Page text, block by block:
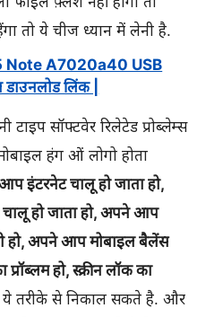
तो ये चीज ध्यान में लेनी है.
Note A7020a40 USB
लिंक |
सॉफ्टवेर रिलेटेड प्रोब्लेम्स
हंग ओं लोगो होता
आप इंटरनेट चालू हो जाता हो,
हो जाता हो, अपने आप
हो, अपने आप मोबाइल बैलेंस
हो, स्क्रीन लॉक का
ये तरीके से निकाल सकते है. और